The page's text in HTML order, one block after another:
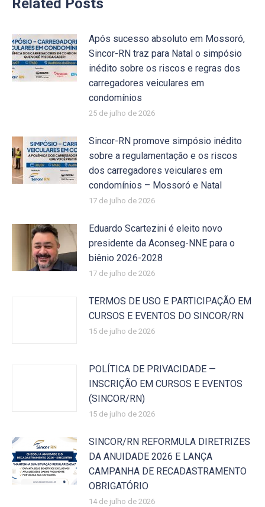
Related Posts
Após sucesso absoluto em Mossoró,
Sincor-RN traz para Natal o simpósio
inédito sobre os riscos e regras dos
carregadores veiculares em
condomínios
25 de julho de 2026
Sincor-RN promove simpósio inédito
sobre a regulamentação e os riscos
dos carregadores veiculares em
condomínios – Mossoró e Natal
17 de julho de 2026
Eduardo Scartezini é eleito novo
presidente da Aconseg-NNE para o
biênio 2026-2028
17 de julho de 2026
TERMOS DE USO E PARTICIPAÇÃO EM
CURSOS E EVENTOS DO SINCOR/RN
15 de julho de 2026
POLÍTICA DE PRIVACIDADE —
INSCRIÇÃO EM CURSOS E EVENTOS
(SINCOR/RN)
15 de julho de 2026
SINCOR/RN REFORMULA DIRETRIZES
DA ANUIDADE 2026 E LANÇA
CAMPANHA DE RECADASTRAMENTO
OBRIGATÓRIO
14 de julho de 2026